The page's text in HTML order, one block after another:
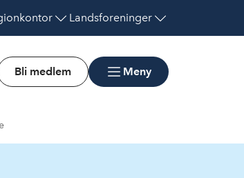
Landsforeninger
Bli medlem Meny